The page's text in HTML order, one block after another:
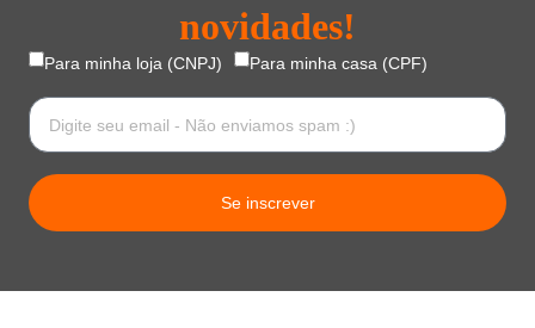
novidades!
Para minha loja (CNPJ) Para minha casa (CPF)
Se inscrever